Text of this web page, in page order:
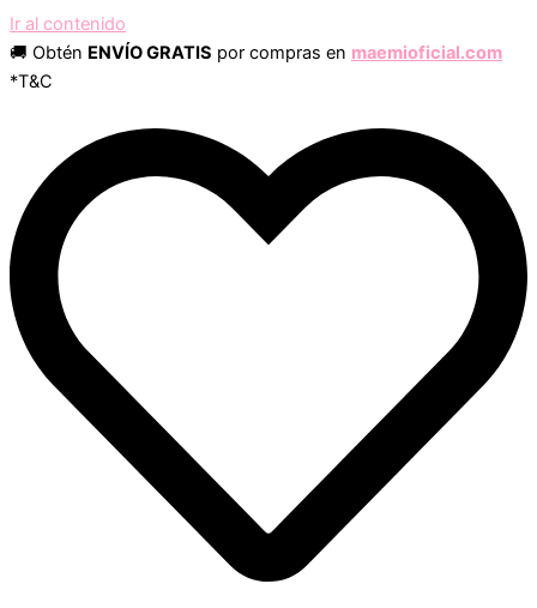
Ir al contenido
🚚 Obtén ENVÍO GRATIS por compras en maemioficial.com
*T&C